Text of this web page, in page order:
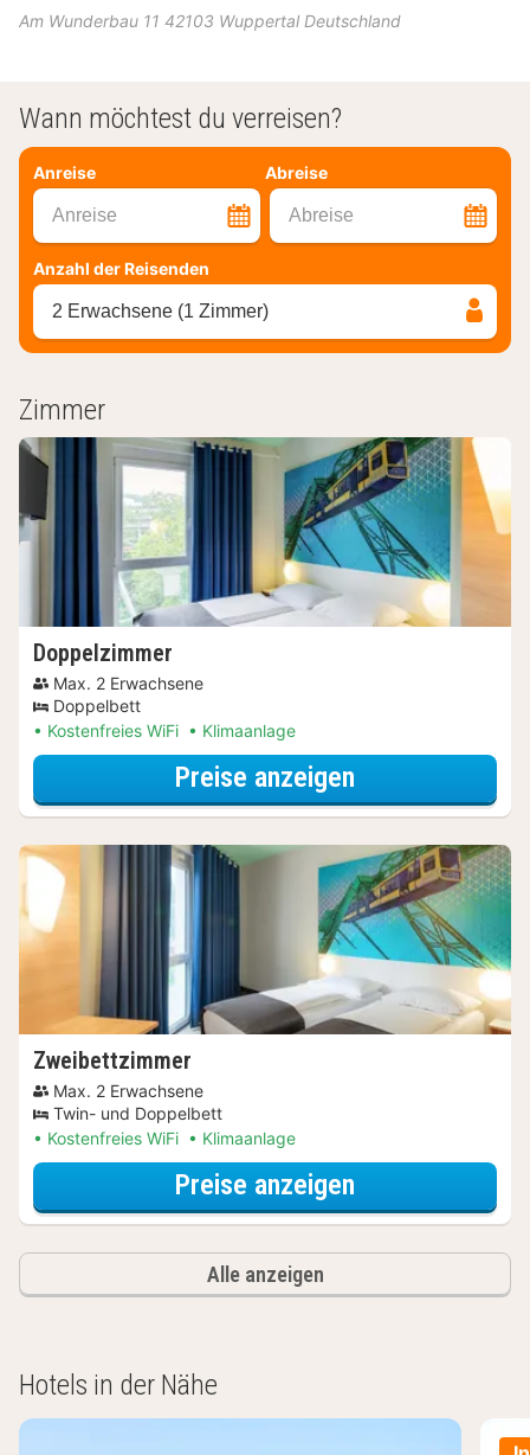
Am Wunderbau 11 42103 Wuppertal Deutschland
Wann möchtest du verreisen?
Anreise Abreise
Anreise Abreise
Anzahl der Reisenden
2 Erwachsene (1 Zimmer)
Zimmer
Doppelzimmer
Max. 2 Erwachsene
Doppelbett
Kostenfreies WiFi
Klimaanlage
Preise anzeigen
Zweibettzimmer
Max. 2 Erwachsene
Twin- und Doppelbett
Kostenfreies WiFi
Klimaanlage
Preise anzeigen
Alle anzeigen
Hotels in der Nähe